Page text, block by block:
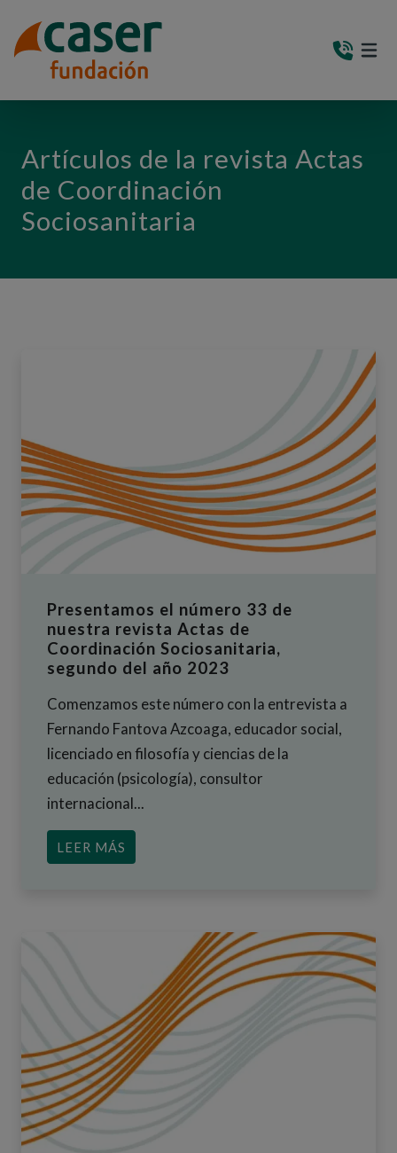
Artículos de la revista Actas
de Coordinación
Sociosanitaria
Presentamos el número 33 de
nuestra revista Actas de
Coordinación Sociosanitaria,
segundo del año 2023
Comenzamos este número con la entrevista a
Fernando Fantova Azcoaga, educador social,
licenciado en filosofía y ciencias de la
educación (psicología), consultor
internacional...
LEER MÁS